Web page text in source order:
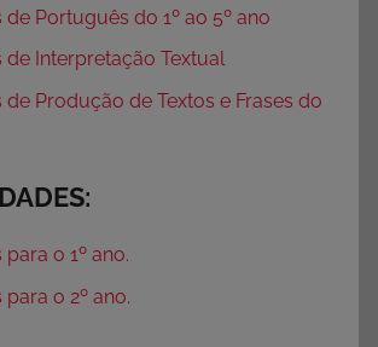
Português do 1º ao 5º ano
de Interpretação Textual
de Produção de Textos e Frases do
o 1º ano.
o 2º ano.